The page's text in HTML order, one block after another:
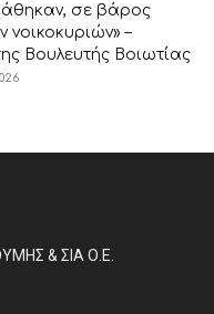
σε βάρος
–
Βουλευτής Βοιωτίας
& ΣΙΑ Ο.Ε.